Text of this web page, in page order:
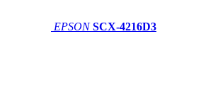
EPSON SCX-4216D3